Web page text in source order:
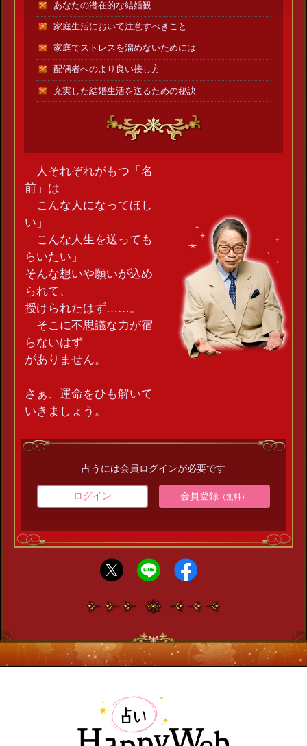
あなたの潜在的な結婚観
家庭生活において注意すべきこと
家庭でストレスを溜めないためには
配偶者へのより良い接し方
充実した結婚生活を送るための秘訣
人それぞれがもつ「名
前」は
「こんな人になってほし
い」
「こんな人生を送っても
らいたい」
そんな想いや願いが込め
られて、
授けられたはず……。
そこに不思議な力が宿
らないはず
がありません。
さぁ、運命をひも解いて
いきましょう。
占うには会員ログインが必要です
ログイン 会員登録（無料）